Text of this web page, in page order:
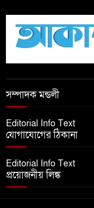
সম্পাদক মন্ডলী
Editorial Info Text
যোগাযোগের ঠিকানা
Editorial Info Text
প্রয়োজনীয় লিঙ্ক